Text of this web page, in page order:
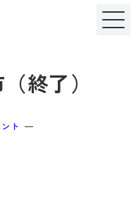
終了）
ト